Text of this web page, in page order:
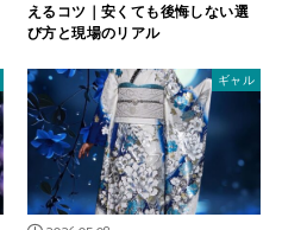
えるコツ｜安くても後悔しない選
び方と現場のリアル
ギャル